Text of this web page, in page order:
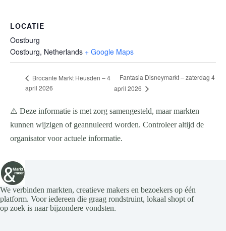
LOCATIE
Oostburg
Oostburg, Netherlands + Google Maps
Brocante Markt Heusden – 4
april 2026
Fantasia Disneymarkt – zaterdag 4
april 2026
⚠️ Deze informatie is met zorg samengesteld, maar markten
kunnen wijzigen of geannuleerd worden. Controleer altijd de
organisator voor actuele informatie.
We verbinden markten, creatieve makers en bezoekers op één
platform. Voor iedereen die graag rondstruint, lokaal shopt of
op zoek is naar bijzondere vondsten.